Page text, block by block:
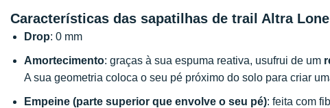
Características das sapatilhas de trail Altra Lone
Drop: 0 mm
Amortecimento: graças à sua espuma reativa, usufrui de um
A sua geometria coloca o seu pé próximo do solo para criar
Empeine (parte superior que envolve o seu pé): feita com